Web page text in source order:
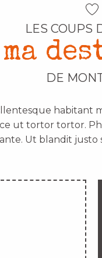
LES COUPS
ma
DE
habitant
ut tortor tortor.
Ut blandit